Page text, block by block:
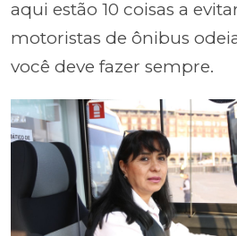
aqui estão 10 coisas a
motoristas de ônibus
você deve fazer sempre.